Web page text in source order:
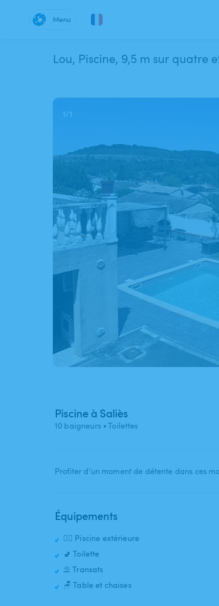
Menu
Lou, Piscine, 9,5 m sur quatre
1/1
Piscine à Saliès
10 baigneurs • Toilettes
Profiter d’un moment de détente dans ces
Équipements
🏊‍♂️ Piscine extérieure
🚽 Toilette
⛱️ Transats
🪑 Table et chaises